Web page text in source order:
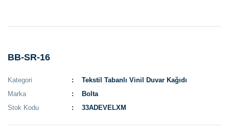
BB-SR-16
Kategori
Tekstil Tabanlı Vinil Duvar Kağıdı
Marka
Bolta
Stok Kodu
33ADEVELXM